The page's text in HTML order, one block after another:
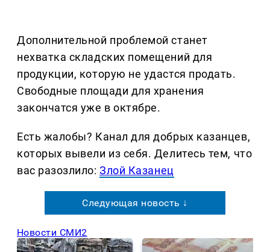
Дополнительной проблемой станет
нехватка складских помещений для
продукции, которую не удастся продать.
Свободные площади для хранения
закончатся уже в октябре.
Есть жалобы? Канал для добрых казанцев,
которых вывели из себя. Делитеcь тем, что
вас разозлило:Злой Казанец
Следующая новость ↓
Новости СМИ2